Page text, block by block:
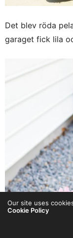
Det blev röda
garaget fick lila
Our site uses
Cookie Policy